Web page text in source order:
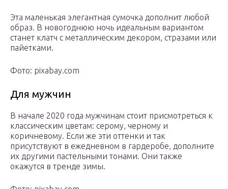
Эта маленькая элегантная сумочка дополнит любой
образ. В новогоднюю ночь идеальным вариантом
станет клатч с металлическим декором, стразами или
пайетками.
Фото: pixabay.com
Для мужчин
В начале 2020 года мужчинам стоит присмотреться к
классическим цветам: серому, черному и
коричневому. Если же эти оттенки и так
присутствуют в ежедневном в гардеробе, дополните
их другими пастельными тонами. Они также
окажутся в тренде зимы.